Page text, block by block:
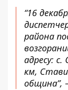
“16
района
адресу:
км,
община”,